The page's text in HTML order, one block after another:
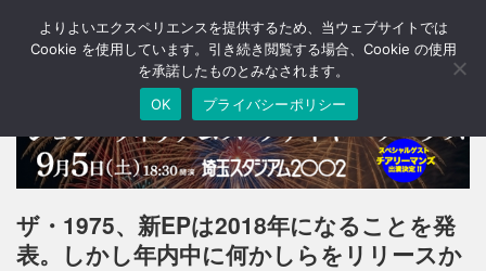
T
o
a
v
i
g
a
ザ・1975、新EPは2018年になることを発
表。しかし年内中に何かしらをリリースか
よりよいエクスペリエンスを提供するため、当ウェブサイトでは
Cookie を使用しています。引き続き閲覧する場合、Cookie の使用
を承諾したものとみなされます。
OK
プライバシーポリシー